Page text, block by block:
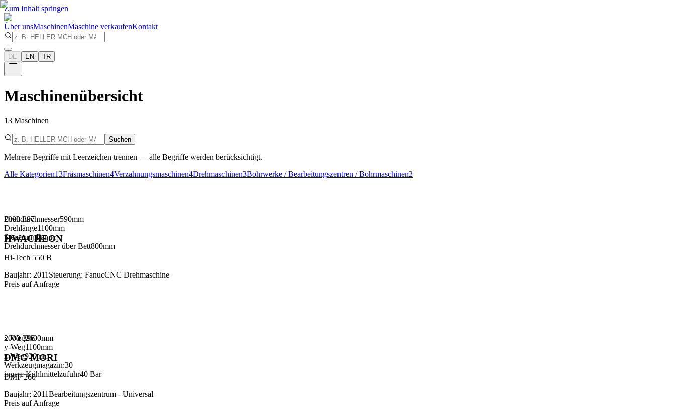
Zum Inhalt springen
Über unsMaschinenMaschine verkaufenKontakt
DE EN TR
Maschinenübersicht
13 Maschinen
Suchen
Mehrere Begriffe mit Leerzeichen trennen — alle Begriffe werden berücksichtigt.
Alle Kategorien13Fräsmaschinen4Verzahnungsmaschinen4Drehmaschinen3Bohrwerke / Bearbeitungszentren / Bohrmaschinen2
Drehdurchmesser590mm
Drehlänge1100mm
SteuerungFanuc
Drehdurchmesser über Bett800mm
2000-397
HWACHEON
Hi-Tech 550 B
Baujahr: 2011 Steuerung: FanucCNC Drehmaschine
Preis auf Anfrage
x-Weg2600mm
y-Weg1100mm
z-Weg920mm
Werkzeugmagazin:30
innere Kühlmittelzufuhr40 Bar
2000-396
DMG MORI
DMF 260
Baujahr: 2011Bearbeitungszentrum - Universal
Preis auf Anfrage